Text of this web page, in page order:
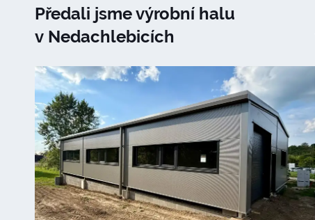
Předali jsme výrobní halu
v Nedachlebicích